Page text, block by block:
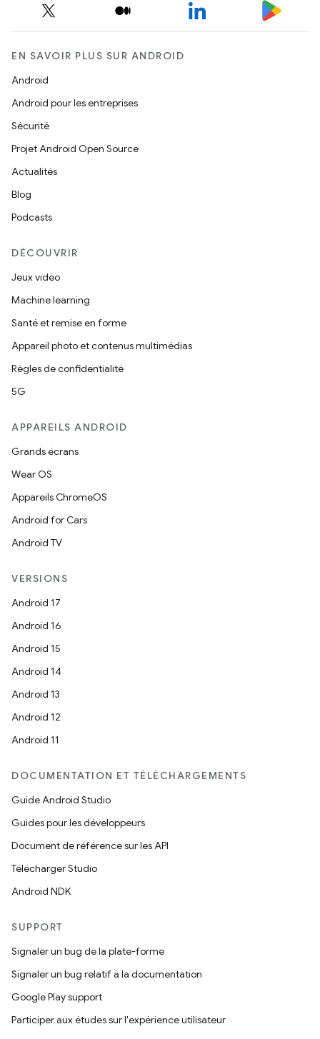
EN SAVOIR PLUS SUR ANDROID
Android
Android pour les entreprises
Sécurité
Projet Android Open Source
Actualités
Blog
Podcasts
DÉCOUVRIR
Jeux vidéo
Machine learning
Santé et remise en forme
Appareil photo et contenus multimédias
Règles de confidentialité
5G
APPAREILS ANDROID
Grands écrans
Wear OS
Appareils ChromeOS
Android for Cars
Android TV
VERSIONS
Android 17
Android 16
Android 15
Android 14
Android 13
Android 12
Android 11
DOCUMENTATION ET TÉLÉCHARGEMENTS
Guide Android Studio
Guides pour les développeurs
Document de référence sur les API
Télécharger Studio
Android NDK
SUPPORT
Signaler un bug de la plate-forme
Signaler un bug relatif à la documentation
Google Play support
Participer aux études sur l'expérience utilisateur